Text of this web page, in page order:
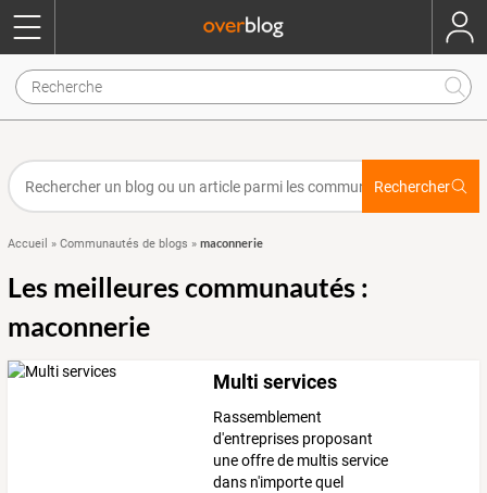
Rechercher
Accueil » Communautés de blogs » maconnerie
Les meilleures communautés :
maconnerie
Multi services
Rassemblement
d'entreprises proposant
une offre de multis service
dans n'importe quel